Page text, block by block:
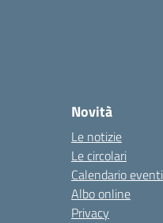
Novità
Le notizie
Le circolari
Calendario eventi
Albo online
Privacy